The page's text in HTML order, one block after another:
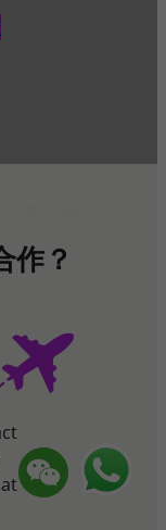
作？